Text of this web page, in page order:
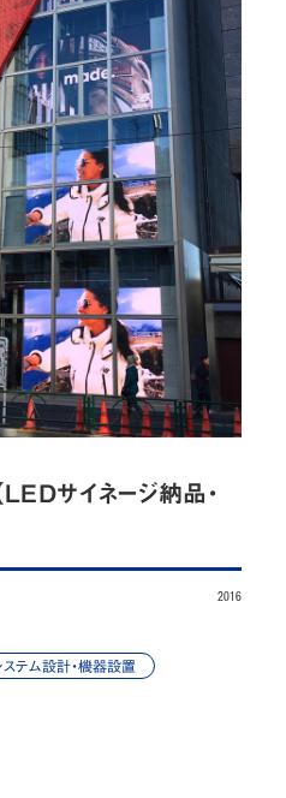
EN
サイトマップ
内部通報窓口
reserved.
サイネージ納品・
2016
ステム設計・機器設置